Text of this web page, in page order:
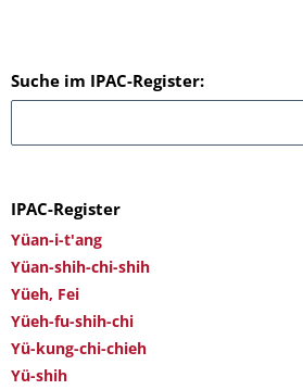
Suche im IPAC-Register:
IPAC-Register
Yüan-i-t'ang
Yüan-shih-chi-shih
Yüeh, Fei
Yüeh-fu-shih-chi
Yü-kung-chi-chieh
Yü-shih